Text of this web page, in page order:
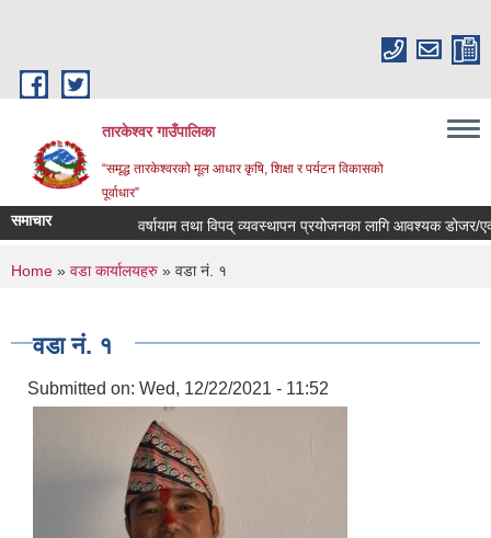
तारकेश्वर गाउँपालिका
“समृद्ध तारकेश्वरको मूल आधार कृषि, शिक्षा र पर्यटन विकासको
पूर्वाधार”
समाचार वर्षायाम तथा विपद् व्यवस्थापन प्रयोजनका लागि आवश्यक डोजर/
You are here
Home » वडा कार्यालयहरु » वडा नं. १
वडा नं. १
Submitted on: Wed, 12/22/2021 - 11:52